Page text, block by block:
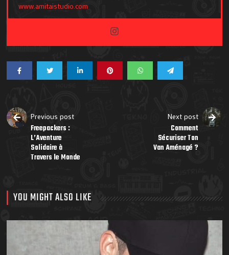
www.amitaistudio.com
Previous post
Freepackers :
L’Aventure
Solidaire à
Travers le Monde
Next post
Comment
Sécuriser Ton
Van Aménagé ?
YOU MIGHT ALSO LIKE